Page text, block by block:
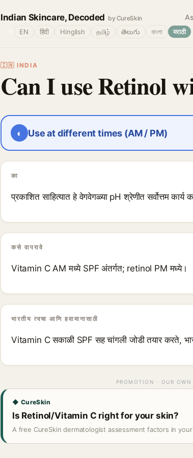
Indian Skincare, Decoded by CureSkin
EN हिंदी Hinglish தமிழ் తెలుగు বাংলা मराठी
🇮🇳 INDIA
Can I use Retinol
◐ Use at different times (AM / PM)
का
प्रकाशित साहित्यात हे वेगवेगळ्या pH श्रेणीत सर्वोत्तम
कसे वापरावे
Vitamin C AM मध्ये SPF अंतर्गत; retinol PM मध्ये।
भारतीय त्वचा आणि हवामानासाठी
Vitamin C सकाळी SPF सह चांगली जोडी तयार करते,
PROMOTION · OUR
◆ CureSkin
Is Retinol/Vitamin C right for your skin?
A free CureSkin dermatologist assessment factors in